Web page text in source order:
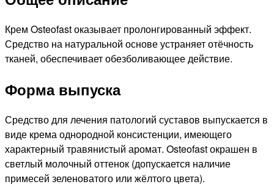
Крем Osteofast оказывает пролонгированный эффект.
Средство на натуральной основе устраняет отёчность
тканей, обеспечивает обезболивающее действие.
Форма выпуска
Средство для лечения патологий суставов выпускается в
виде крема однородной консистенции, имеющего
характерный травянистый аромат. Osteofast окрашен в
светлый молочный оттенок (допускается наличие
примесей зеленоватого или жёлтого цвета).